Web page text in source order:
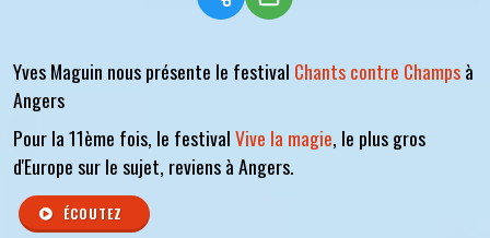
Yves Maguin nous présente le festival Chants contre Champsà
Angers
Pour la 11ème fois, le festivalVive la magie, le plus gros
d'Europe sur le sujet, reviens à Angers.
ÉCOUTEZ